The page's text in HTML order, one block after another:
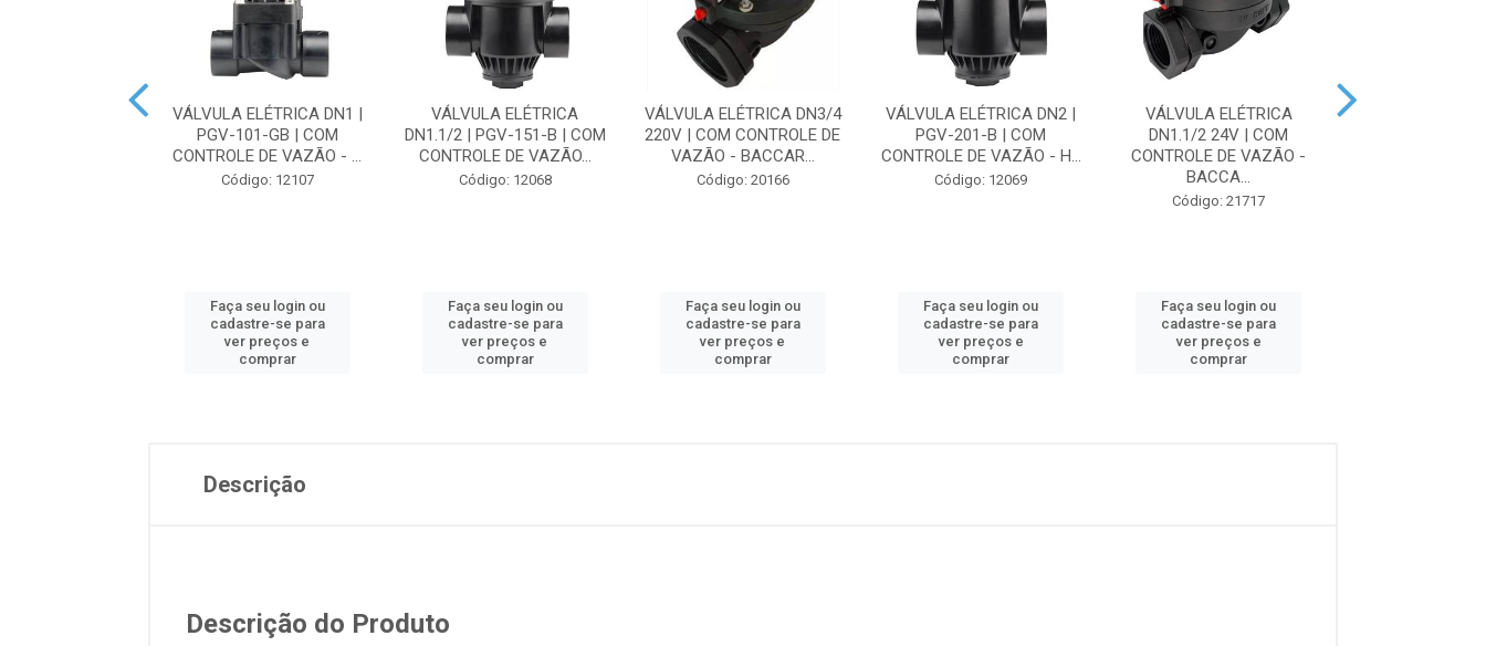
VÁLVULA ELÉTRICA DN1 |
PGV-101-GB | COM
CONTROLE DE VAZÃO - ...
Código: 12107
Faça seu login ou
cadastre-se para
ver preços e
comprar
VÁLVULA ELÉTRICA
DN1.1/2 | PGV-151-B | COM
CONTROLE DE VAZÃO...
Código: 12068
Faça seu login ou
cadastre-se para
ver preços e
comprar
VÁLVULA ELÉTRICA DN3/4
220V | COM CONTROLE DE
VAZÃO - BACCAR...
Código: 20166
Faça seu login ou
cadastre-se para
ver preços e
comprar
VÁLVULA ELÉTRICA DN2 |
PGV-201-B | COM
CONTROLE DE VAZÃO - H...
Código: 12069
Faça seu login ou
cadastre-se para
ver preços e
comprar
VÁLVULA ELÉTRICA
DN1.1/2 24V | COM
CONTROLE DE VAZÃO -
BACCA...
Código: 21717
Faça seu login ou
cadastre-se para
ver preços e
comprar
Descrição
Descrição do Produto